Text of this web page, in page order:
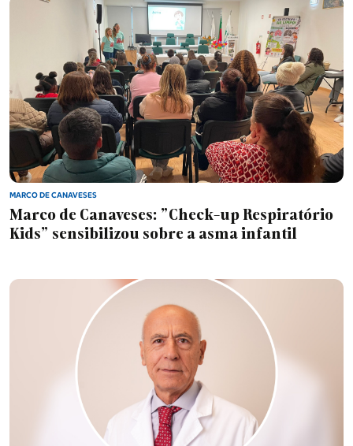
MARCO DE CANAVESES
Marco de Canaveses: "Check-up Respiratório
Kids" sensibilizou sobre a asma infantil